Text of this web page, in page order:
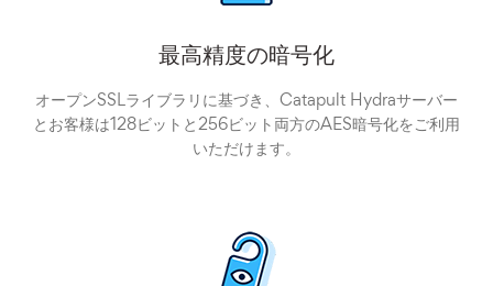
最高精度の暗号化
オープンSSLライブラリに基づき、Catapult Hydraサーバー
とお客様は128ビットと256ビット両方のAES暗号化をご利用
いただけます。